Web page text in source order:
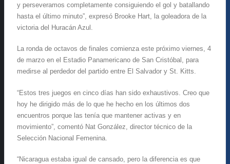
y perseveramos completamente consiguiendo el gol y batallando
hasta el último minuto”, expresó Brooke Hart, la goleadora de la
victoria del Huracán Azul.
La ronda de octavos de finales comienza este próximo viernes, 4
de marzo en el Estadio Panamericano de San Cristóbal, para
medirse al perdedor del partido entre El Salvador y St. Kitts.
“Estos tres juegos en cinco días han sido exhaustivos. Creo que
hoy he dirigido más de lo que he hecho en los últimos dos
encuentros porque las tenía que mantener activas y en
movimiento”, comentó Nat González, director técnico de la
Selección Nacional Femenina.
“Nicaragua estaba igual de cansado, pero la diferencia es que